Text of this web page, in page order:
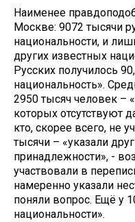
Наименее
Москве: 9072 тысячи
национальности, и
других известных
Русских получилось
национальность».
2950 тысяч человек –
которых отсутствуют
кто, скорее всего, не
тысячи – «указали
принадлежности», -
участвовали в
намеренно указали
поняли вопрос. Ещё у
национальности».